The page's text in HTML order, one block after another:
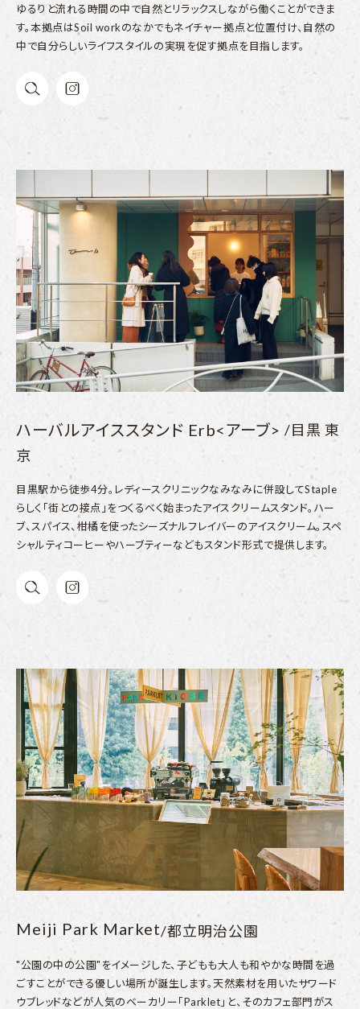
ゆるりと流れる時間の中で自然とリラックスしながら働くことができま
す。本拠点はSoil workのなかでもネイチャー拠点と位置付け、自然の
中で自分らしいライフスタイルの実現を促す拠点を目指します。
ハーバルアイススタンド Erb<アーブ> /目黒 東
京
目黒駅から徒歩4分。レディースクリニックなみなみに併設してStaple
らしく「街との接点」をつくるべく始まったアイスクリームスタンド。ハー
ブ、スパイス、柑橘を使ったシーズナルフレイバーのアイスクリーム。スペ
シャルティコーヒーやハーブティーなどもスタンド形式で提供します。
Meiji Park Market/都立明治公園
"公園の中の公園"をイメージした、子どもも大人も和やかな時間を過
ごすことができる優しい場所が誕生します。天然素材を用いたサワード
ウブレッドなどが人気のベーカリー「Parklet」と、そのカフェ部門がス